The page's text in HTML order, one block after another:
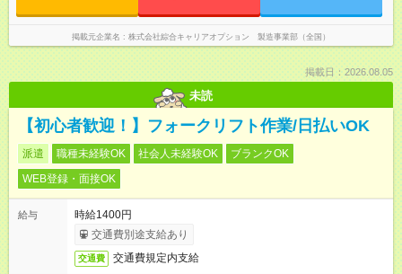
掲載元企業名 株式会社綜合キャリアオプション 製造事業部（全国）
掲載日：2026.08.05
未読
【初心者歓迎！】フォークリフト作業/日払いOK
派遣 職種未経験OK 社会人未経験OK
ブランクOK
WEB登録・面接OK
給与
時給1400円
交通費別途支給あり
交通費 交通費規定内支給